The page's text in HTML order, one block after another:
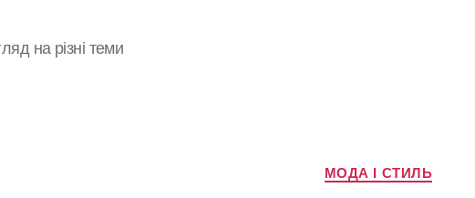
на різні теми
Категорії
МОДА І СТИЛЬ